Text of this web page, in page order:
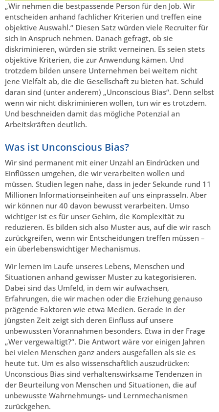
„Wir nehmen die bestpassende Person für den Job. Wir
entscheiden anhand fachlicher Kriterien und treffen eine
objektive Auswahl.“ Diesen Satz würden viele Recruiter für
sich in Anspruch nehmen. Danach gefragt, ob sie
diskriminieren, würden sie strikt verneinen. Es seien stets
objektive Kriterien, die zur Anwendung kämen. Und
trotzdem bilden unsere Unternehmen bei weitem nicht
jene Vielfalt ab, die die Gesellschaft zu bieten hat. Schuld
daran sind (unter anderem) „Unconscious Bias“. Denn selbst
wenn wir nicht diskriminieren wollen, tun wir es trotzdem.
Und beschneiden damit das mögliche Potenzial an
Arbeitskräften deutlich.
Was ist Unconscious Bias?
Wir sind permanent mit einer Unzahl an Eindrücken und
Einflüssen umgehen, die wir verarbeiten wollen und
müssen. Studien legen nahe, dass in jeder Sekunde rund 11
Millionen Informationseinheiten auf uns einprasseln. Aber
wir können nur 40 davon bewusst verarbeiten. Umso
wichtiger ist es für unser Gehirn, die Komplexität zu
reduzieren. Es bilden sich also Muster aus, auf die wir rasch
zurückgreifen, wenn wir Entscheidungen treffen müssen –
ein überlebenswichtiger Mechanismus.
Wir lernen im Laufe unseres Lebens, Menschen und
Situationen anhand gewisser Muster zu kategorisieren.
Dabei sind das Umfeld, in dem wir aufwachsen,
Erfahrungen, die wir machen oder die Erziehung genauso
prägende Faktoren wie etwa Medien. Gerade in der
jüngsten Zeit zeigt sich deren Einfluss auf unsere
unbewussten Vorannahmen besonders. Etwa in der Frage
„Wer vergewaltigt?“. Die Antwort wäre vor einigen Jahren
bei vielen Menschen ganz anders ausgefallen als sie es
heute tut. Um es also wissenschaftlich auszudrücken:
Unconscious Bias sind verhaltenswirksame Tendenzen in
der Beurteilung von Menschen und Situationen, die auf
unbewusste Wahrnehmungs- und Lernmechanismen
zurückgehen.